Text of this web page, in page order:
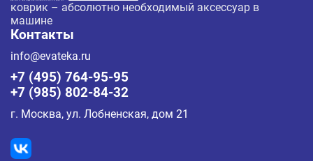
коврик – абсолютно необходимый аксессуар в
машине
Контакты
info@evateka.ru
+7 (495) 764-95-95
+7 (985) 802-84-32
г. Москва, ул. Лобненская, дом 21